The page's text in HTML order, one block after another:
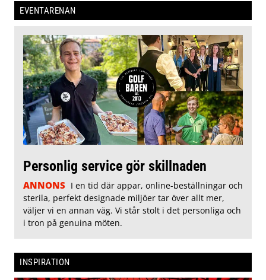
EVENTARENAN
Personlig service gör skillnaden
ANNONS I en tid där appar, online-beställningar och
sterila, perfekt designade miljöer tar över allt mer,
väljer vi en annan väg. Vi står stolt i det personliga och
i tron på genuina möten.
INSPIRATION